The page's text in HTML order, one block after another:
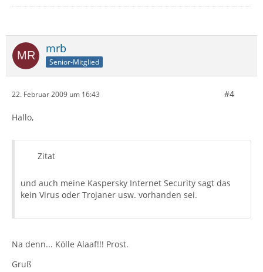
mrb
Senior-Mitglied
22. Februar 2009 um 16:43 #4
Hallo,
Zitat
und auch meine Kaspersky Internet Security sagt das
kein Virus oder Trojaner usw. vorhanden sei.
Na denn... Kölle Alaaf!!! Prost.
Gruß